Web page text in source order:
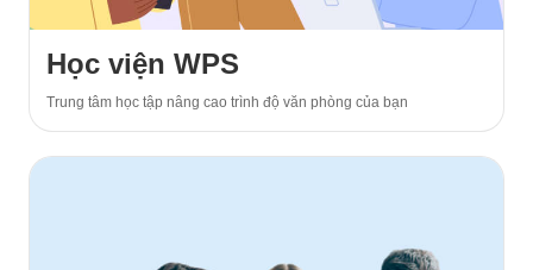
Học viện WPS
Trung tâm học tập nâng cao trình độ văn phòng của bạn